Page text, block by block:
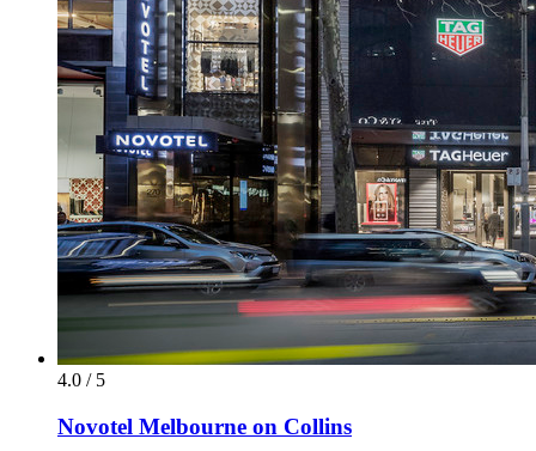
4.0 / 5
Novotel Melbourne on Collins